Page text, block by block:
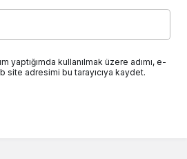
yaptığımda kullanılmak üzere adımı, e-
site adresimi bu tarayıcıya kaydet.